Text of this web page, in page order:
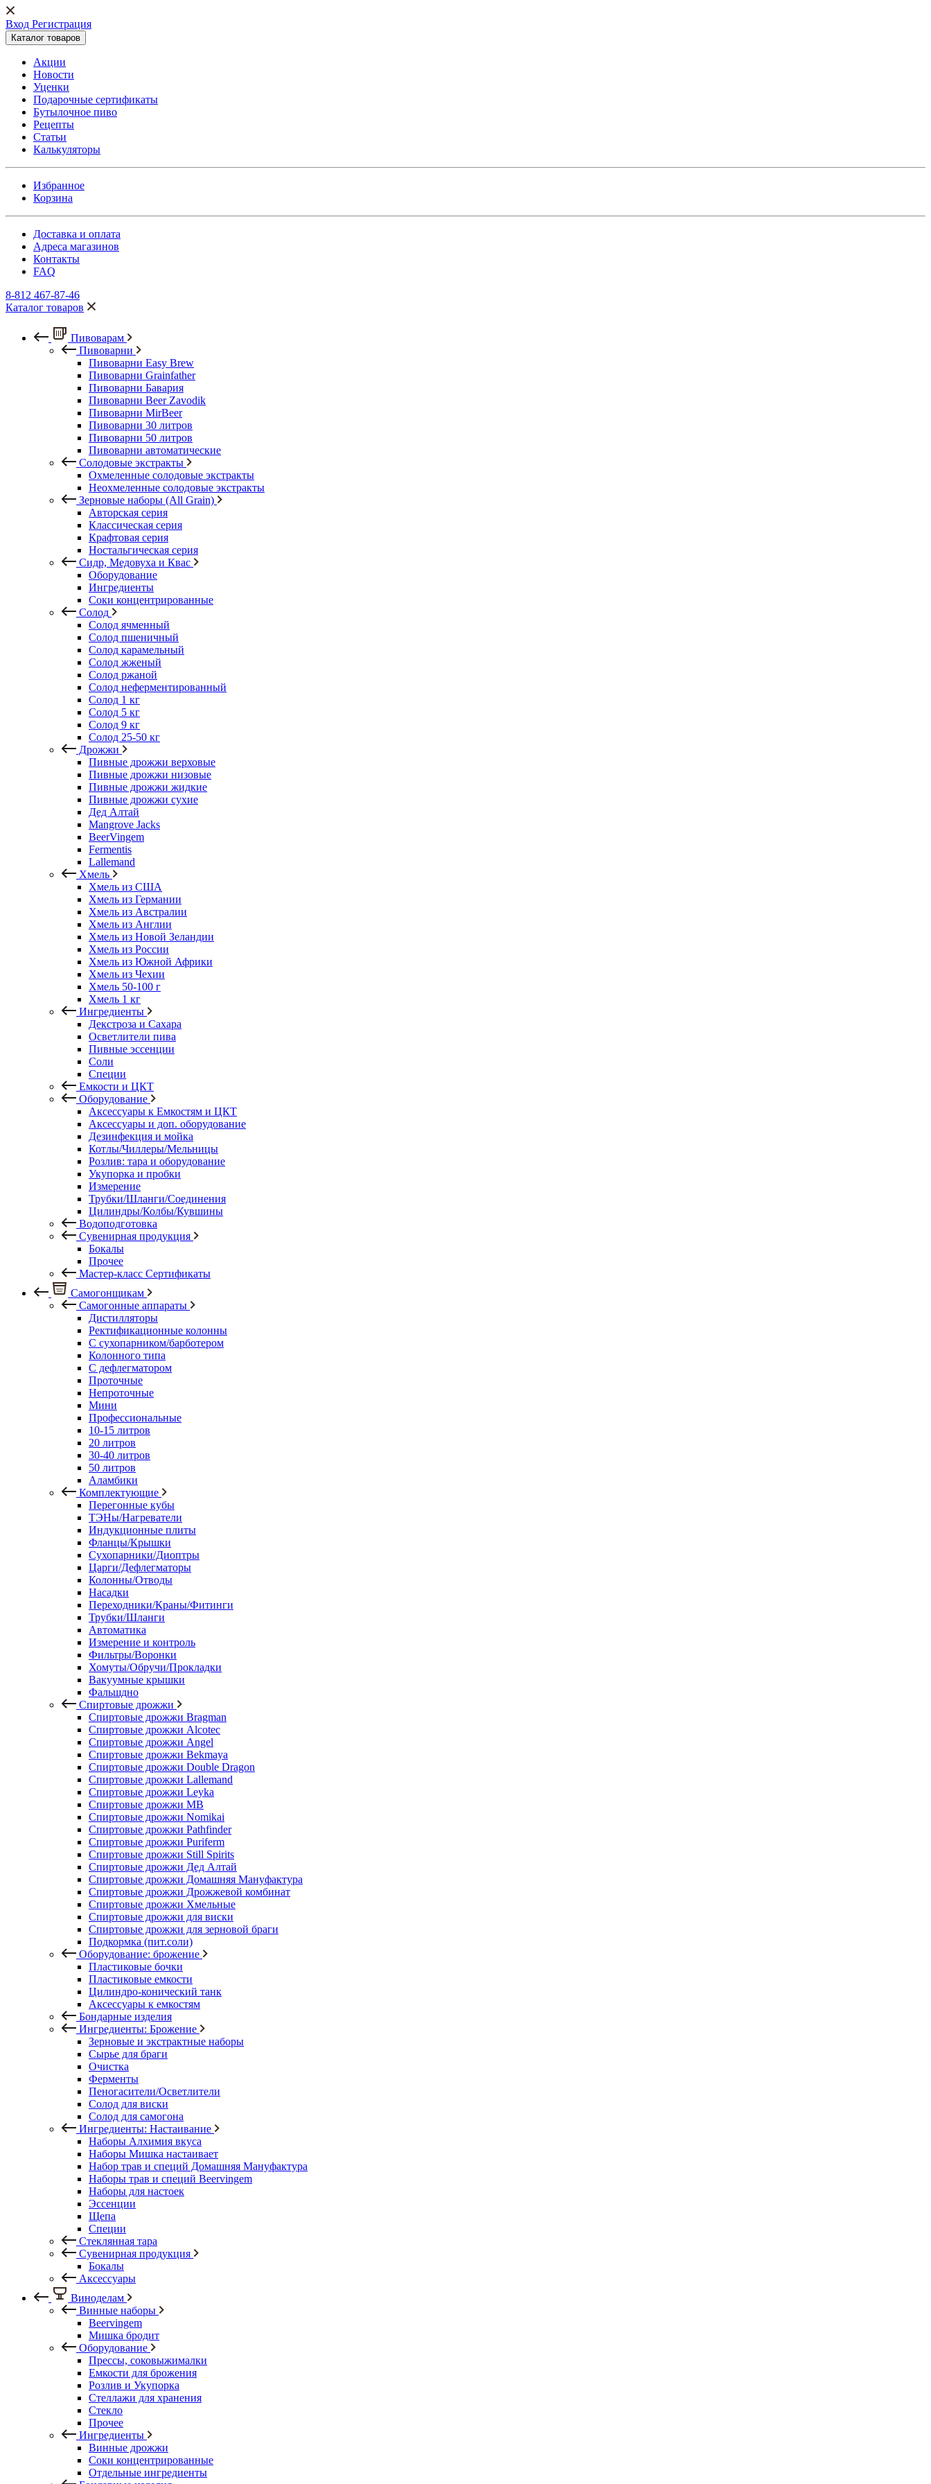
Вход Регистрация
Каталог товаров
Акции
Новости
Уценки
Подарочные сертификаты
Бутылочное пиво
Рецепты
Статьи
Калькуляторы
Избранное
Корзина
Доставка и оплата
Адреса магазинов
Контакты
FAQ
8-812 467-87-46
Каталог товаров
Пивоварам
Пивоварни
Пивоварни Easy Brew
Пивоварни Grainfather
Пивоварни Бавария
Пивоварни Beer Zavodik
Пивоварни MirBeer
Пивоварни 30 литров
Пивоварни 50 литров
Пивоварни автоматические
Солодовые экстракты
Охмеленные солодовые экстракты
Неохмеленные солодовые экстракты
Зерновые наборы (All Grain)
Авторская серия
Классическая серия
Крафтовая серия
Ностальгическая серия
Сидр, Медовуха и Квас
Оборудование
Ингредиенты
Соки концентрированные
Солод
Солод ячменный
Солод пшеничный
Солод карамельный
Солод жженый
Солод ржаной
Солод неферментированный
Солод 1 кг
Солод 5 кг
Солод 9 кг
Солод 25-50 кг
Дрожжи
Пивные дрожжи верховые
Пивные дрожжи низовые
Пивные дрожжи жидкие
Пивные дрожжи сухие
Дед Алтай
Mangrove Jacks
BeerVingem
Fermentis
Lallemand
Хмель
Хмель из США
Хмель из Германии
Хмель из Австралии
Хмель из Англии
Хмель из Новой Зеландии
Хмель из России
Хмель из Южной Африки
Хмель из Чехии
Хмель 50-100 г
Хмель 1 кг
Ингредиенты
Декстроза и Сахара
Осветлители пива
Пивные эссенции
Соли
Специи
Емкости и ЦКТ
Оборудование
Аксессуары к Емкостям и ЦКТ
Аксессуары и доп. оборудование
Дезинфекция и мойка
Котлы/Чиллеры/Мельницы
Розлив: тара и оборудование
Укупорка и пробки
Измерение
Трубки/Шланги/Соединения
Цилиндры/Колбы/Кувшины
Водоподготовка
Сувенирная продукция
Бокалы
Прочее
Мастер-класс Сертификаты
Самогонщикам
Самогонные аппараты
Дистилляторы
Ректификационные колонны
С сухопарником/барботером
Колонного типа
С дефлегматором
Проточные
Непроточные
Мини
Профессиональные
10-15 литров
20 литров
30-40 литров
50 литров
Аламбики
Комплектующие
Перегонные кубы
ТЭНы/Нагреватели
Индукционные плиты
Фланцы/Крышки
Сухопарники/Диоптры
Царги/Дефлегматоры
Колонны/Отводы
Насадки
Переходники/Краны/Фитинги
Трубки/Шланги
Автоматика
Измерение и контроль
Фильтры/Воронки
Хомуты/Обручи/Прокладки
Вакуумные крышки
Фальшдно
Спиртовые дрожжи
Спиртовые дрожжи Bragman
Спиртовые дрожжи Alcotec
Спиртовые дрожжи Angel
Спиртовые дрожжи Bekmaya
Спиртовые дрожжи Double Dragon
Спиртовые дрожжи Lallemand
Спиртовые дрожжи Leyka
Спиртовые дрожжи MB
Спиртовые дрожжи Nomikai
Спиртовые дрожжи Pathfinder
Спиртовые дрожжи Puriferm
Спиртовые дрожжи Still Spirits
Спиртовые дрожжи Дед Алтай
Спиртовые дрожжи Домашняя Мануфактура
Спиртовые дрожжи Дрожжевой комбинат
Спиртовые дрожжи Хмельные
Спиртовые дрожжи для виски
Спиртовые дрожжи для зерновой браги
Подкормка (пит.соли)
Оборудование: брожение
Пластиковые бочки
Пластиковые емкости
Цилиндро-конический танк
Аксессуары к емкостям
Бондарные изделия
Ингредиенты: Брожение
Зерновые и экстрактные наборы
Сырье для браги
Очистка
Ферменты
Пеногасители/Осветлители
Солод для виски
Солод для самогона
Ингредиенты: Настаивание
Наборы Алхимия вкуса
Наборы Мишка настаивает
Набор трав и специй Домашняя Мануфактура
Наборы трав и специй Beervingem
Наборы для настоек
Эссенции
Щепа
Специи
Стеклянная тара
Сувенирная продукция
Бокалы
Аксессуары
Виноделам
Винные наборы
Beervingem
Мишка бродит
Оборудование
Прессы, соковыжималки
Емкости для брожения
Розлив и Укупорка
Стеллажи для хранения
Стекло
Прочее
Ингредиенты
Винные дрожжи
Соки концентрированные
Отдельные ингредиенты